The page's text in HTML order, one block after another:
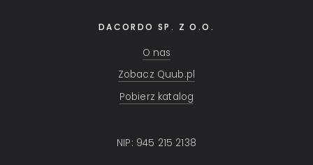
DACORDO SP. Z O.O.
O nas
Zobacz Quub.pl
Pobierz katalog
NIP: 945 215 2138